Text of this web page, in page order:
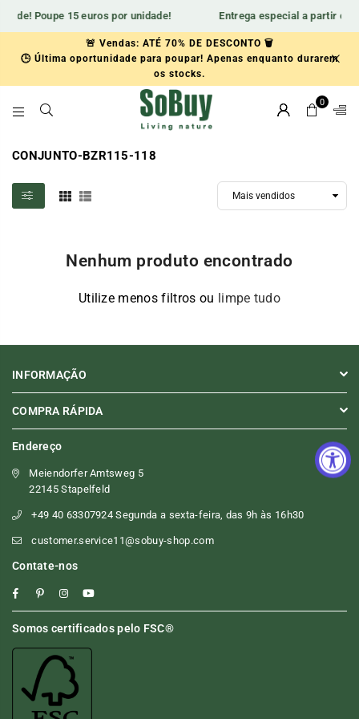
Poupe 15 euros por unidade! Entrega especial a partir do
🚨 Vendas: ATÉ 70% DE DESCONTO 🗑️
🕒 Última oportunidade para poupar! Apenas enquanto durarem
os stocks.
🆕Aprovecha 15€ de descuentoen nuestra nueva colección.
ES
0
CONJUNTO-BZR115-118
Nenhum produto encontrado
Utilize menos filtros ou limpe tudo
INFORMAÇÃO
COMPRA RÁPIDA
Endereço
Meiendorfer Amtsweg 5
22145 Stapelfeld
+49 40 63307924 Segunda a sexta-feira, das 9h às 16h30
customer.service11@sobuy-shop.com
Contate-nos
FacebookPinterestInstagramYouTube
Somos certificados pelo FSC®